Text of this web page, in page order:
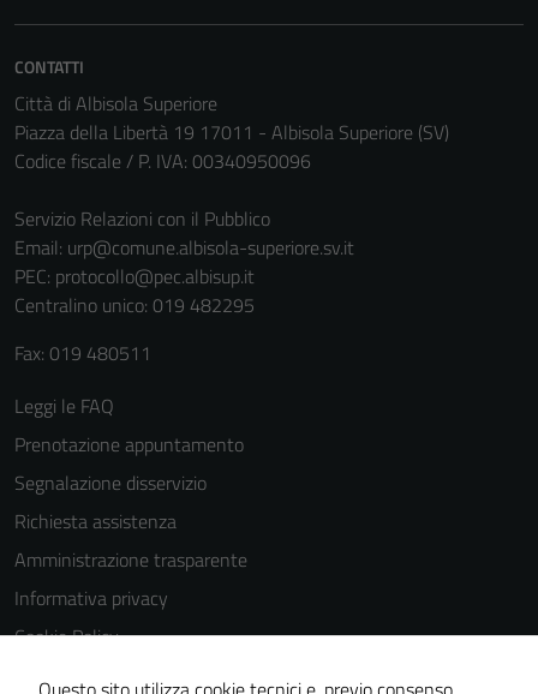
CONTATTI
Città di Albisola Superiore
Piazza della Libertà 19 17011 - Albisola Superiore (SV)
Codice fiscale / P. IVA: 00340950096
Servizio Relazioni con il Pubblico
Email: urp@comune.albisola-superiore.sv.it
PEC: protocollo@pec.albisup.it
Centralino unico: 019 482295
Fax: 019 480511
Leggi le FAQ
Prenotazione appuntamento
Segnalazione disservizio
Richiesta assistenza
Amministrazione trasparente
Informativa privacy
Cookie Policy
Note legali